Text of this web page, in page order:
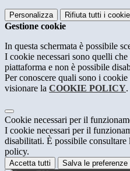
Personalizza Rifiuta tutti i
Gestione cookie
In questa schermata è possibile
I cookie necessari sono quelli
piattaforma e non è possibile
Per conoscere quali sono i
visionare la COOKIE POLICY.
Cookie necessari per il
I cookie necessari per il
disabilitati. È possibile
policy.
Accetta tutti Salva le preferenze